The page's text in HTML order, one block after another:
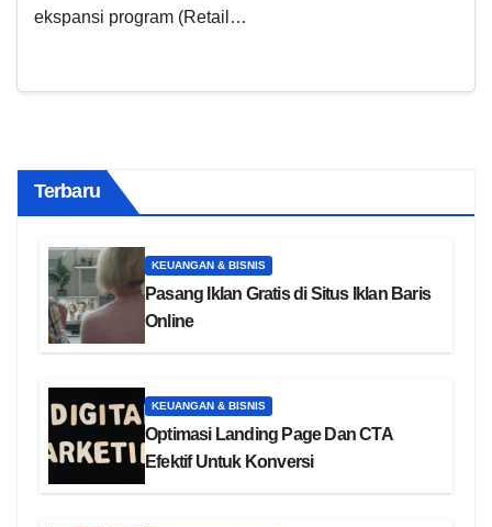
ekspansi program (Retail…
Terbaru
KEUANGAN & BISNIS
Pasang Iklan Gratis di Situs Iklan Baris
Online
KEUANGAN & BISNIS
Optimasi Landing Page Dan CTA
Efektif Untuk Konversi